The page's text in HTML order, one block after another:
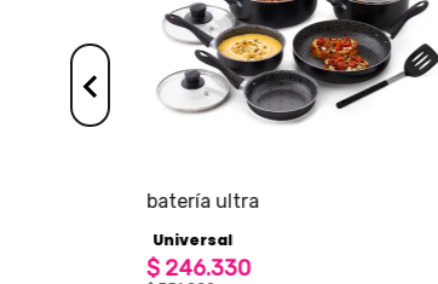
batería ultra
Universal
$ 246.330